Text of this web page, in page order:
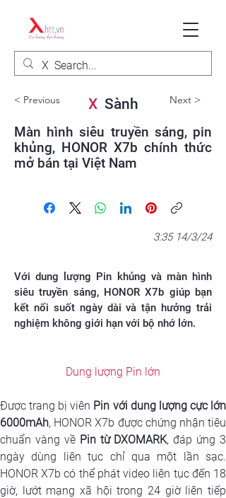
< Previous XSành Next >
Màn hình siêu truyền sáng, pin
khủng, HONOR X7b chính thức
mở bán tại Việt Nam
3:35 14/3/24
Với dung lượng Pin khủng và màn hình
siêu truyền sáng, HONOR X7b giúp bạn
kết nối suốt ngày dài và tận hưởng trải
nghiệm không giới hạn với bộ nhớ lớn.
Dung lượng Pin lớn
Được trang bị viên Pin với dung lượng cực lớn
6000mAh, HONOR X7b được chứng nhận tiêu
chuẩn vàng về Pin từ DXOMARK, đáp ứng 3
ngày dùng liên tục chỉ qua một lần sạc.
HONOR X7b có thể phát video liên tục đến 18
giờ, lướt mạng xã hội trong 24 giờ liên tiếp